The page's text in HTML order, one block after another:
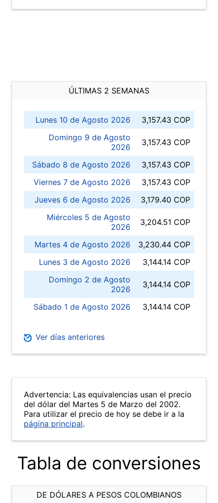
ÚLTIMAS 2 SEMANAS
Lunes 10 de Agosto 2026
3,157.43 COP
Domingo 9 de Agosto
2026
3,157.43 COP
Sábado 8 de Agosto 2026
3,157.43 COP
Viernes 7 de Agosto 2026
3,157.43 COP
Jueves 6 de Agosto 2026
3,179.40 COP
Miércoles 5 de Agosto
2026
3,204.51 COP
Martes 4 de Agosto 2026
3,230.44 COP
Lunes 3 de Agosto 2026
3,144.14 COP
Domingo 2 de Agosto
2026
3,144.14 COP
Sábado 1 de Agosto 2026 3,144.14 COP
Ver días anteriores
Advertencia: Las equivalencias usan el precio
del dólar del Martes 5 de Marzo del 2002.
Para utilizar el precio de hoy se debe ir a la
página principal.
Tabla de conversiones
DE DÓLARES A PESOS COLOMBIANOS